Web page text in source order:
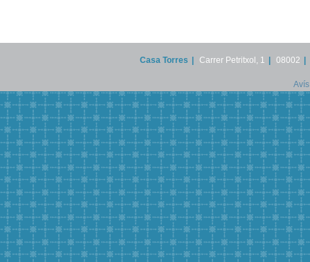
Casa Torres Carrer Petritxol, 1 08002